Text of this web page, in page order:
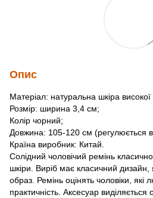
Опис
Матеріал: натуральна шкіра високої
Розмір: ширина 3,4 см;
Колір чорний;
Довжина: 105-120 см (регулюється
Країна виробник: Китай.
Солідний чоловічий ремінь
шкіри. Виріб має класичний дизайн,
образ. Ремінь оцінять чоловіки, які
практичність. Аксесуар